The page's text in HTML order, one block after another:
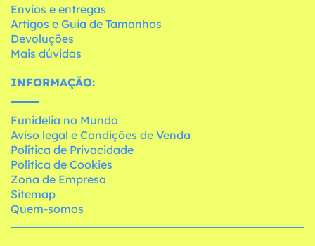
Envios e entregas
Artigos e Guia de Tamanhos
Devoluções
Mais dúvidas
INFORMAÇÃO:
Funidelia no Mundo
Aviso legal e Condições de Venda
Política de Privacidade
Política de Cookies
Zona de Empresa
Sitemap
Quem-somos